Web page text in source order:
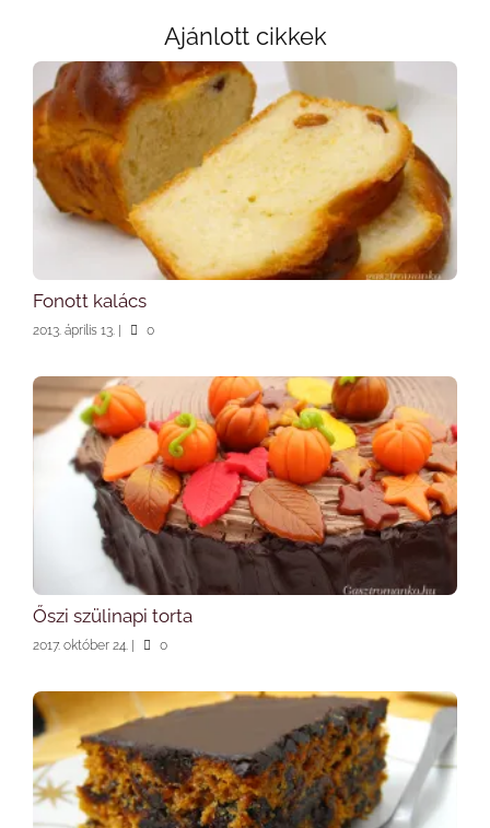
Ajánlott cikkek
Fonott kalács
2013. április 13. | 0
Őszi szülinapi torta
2017. október 24. | 0